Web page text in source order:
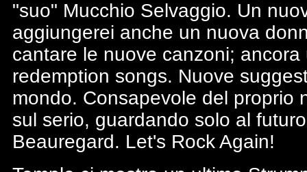
"suo" Mucchio Selvaggio. Un
aggiungerei anche un nuova
cantare le nuove canzoni;
redemption songs. Nuove
mondo. Consapevole del proprio
sul serio, guardando solo al
Beauregard. Let's Rock Again!